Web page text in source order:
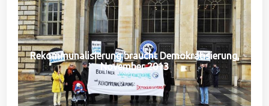
Rekommunalisierung braucht Demokratisierung,
November 2013